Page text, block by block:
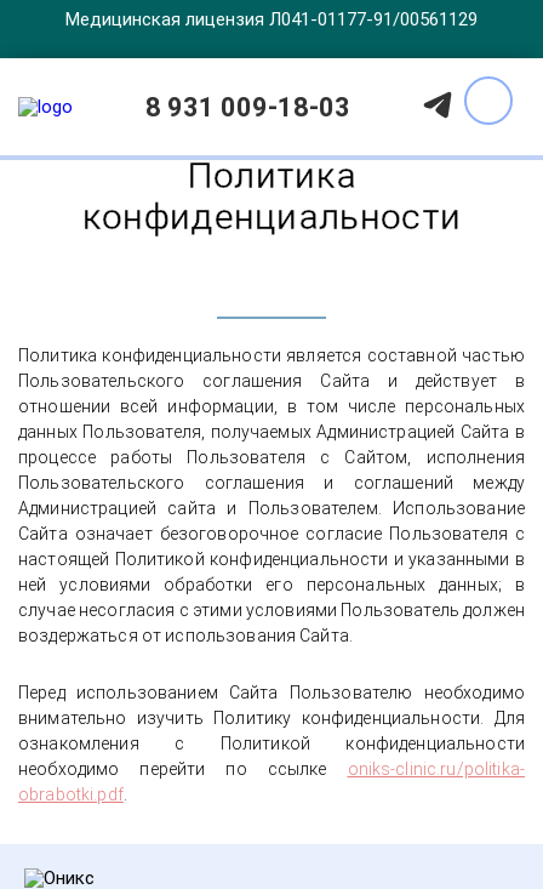
Медицинская лицензия Л041-01177-91/00561129
8 931 009-18-03
Политика
конфиденциальности
Политика конфиденциальности является составной частью
Пользовательского соглашения Сайта и действует в
отношении всей информации, в том числе персональных
данных Пользователя, получаемых Администрацией Сайта в
процессе работы Пользователя с Сайтом, исполнения
Пользовательского соглашения и соглашений между
Администрацией сайта и Пользователем. Использование
Сайта означает безоговорочное согласие Пользователя с
настоящей Политикой конфиденциальности и указанными в
ней условиями обработки его персональных данных; в
случае несогласия с этими условиями Пользователь должен
воздержаться от использования Сайта.
Перед использованием Сайта Пользователю необходимо
внимательно изучить Политику конфиденциальности. Для
ознакомления с Политикой конфиденциальности
необходимо перейти по ссылке oniks-clinic.ru/politika-
obrabotki.pdf.